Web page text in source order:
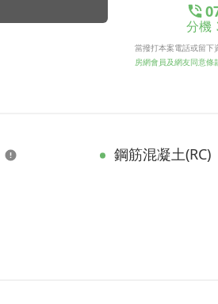
分機
當撥打本案電話或留下
房網會員及網友同意條
鋼筋混凝土(RC)